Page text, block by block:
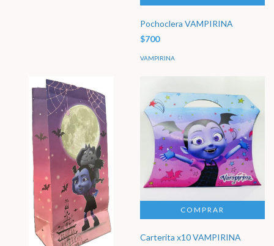
Pochoclera VAMPIRINA
$700
VAMPIRINA
Carterita x10 VAMPIRINA